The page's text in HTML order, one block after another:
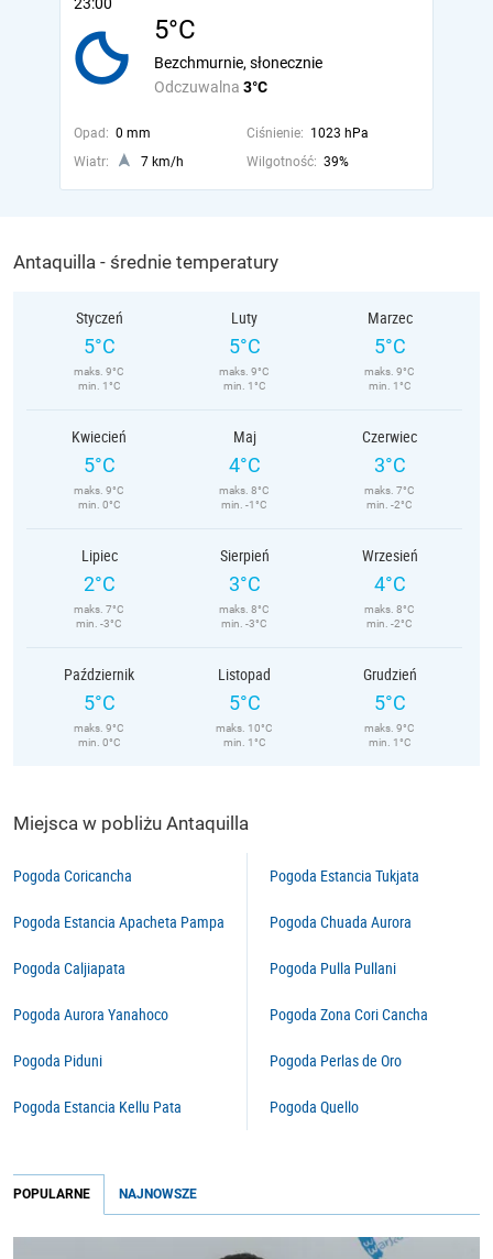
5°C
Odczuwalna 3°C
Bezchmurnie, słonecznie
Opad: 0 mm Ciśnienie: 1023 hPa
Wiatr:
7 km/h Wilgotność: 39%
Antaquilla - średnie temperatury
Styczeń
5°C
maks. 9°C
min. 1°C
Luty
5°C
maks. 9°C
min. 1°C
Marzec
5°C
maks. 9°C
min. 1°C
Kwiecień
5°C
maks. 9°C
min. 0°C
Maj
4°C
maks. 8°C
min. -1°C
Czerwiec
3°C
maks. 7°C
min. -2°C
Lipiec
2°C
maks. 7°C
min. -3°C
Sierpień
3°C
maks. 8°C
min. -3°C
Wrzesień
4°C
maks. 8°C
min. -2°C
Październik
5°C
maks. 9°C
min. 0°C
Listopad
5°C
maks. 10°C
min. 1°C
Grudzień
5°C
maks. 9°C
min. 1°C
Miejsca w pobliżu Antaquilla
Pogoda Coricancha
Pogoda Estancia Apacheta Pampa
Pogoda Caljiapata
Pogoda Aurora Yanahoco
Pogoda Piduni
Pogoda Estancia Kellu Pata
Pogoda Estancia Tukjata
Pogoda Chuada Aurora
Pogoda Pulla Pullani
Pogoda Zona Cori Cancha
Pogoda Perlas de Oro
Pogoda Quello
POPULARNE NAJNOWSZE